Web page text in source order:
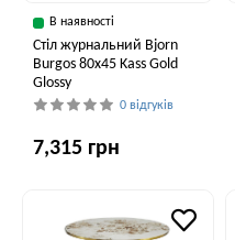
В наявності
Стіл журнальний Bjorn
Burgos 80х45 Kass Gold
Glossy
0 відгуків
7,315 грн